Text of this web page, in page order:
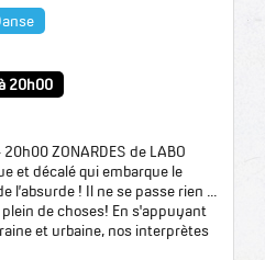
20h00
ZONARDES de LABO
et décalé qui embarque le
! Il ne se passe rien ...
de choses! En s'appuyant
et urbaine, nos interprètes